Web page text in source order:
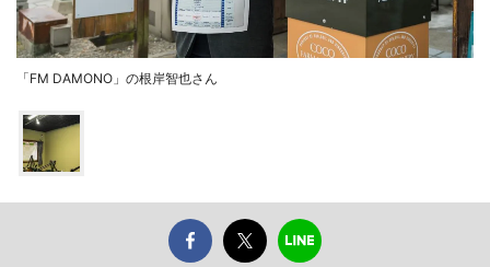
「FM DAMONO」の根岸智也さん